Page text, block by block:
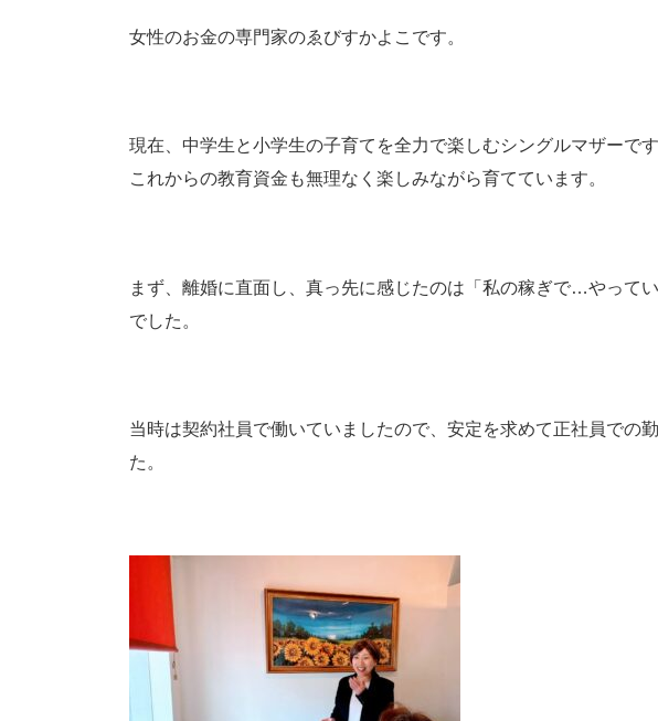
女性のお金の専門家のゑびすかよこです。
現在、中学生と小学生の子育てを全力で楽しむシングルマザーで
これからの教育資金も無理なく楽しみながら育てています。
まず、離婚に直面し、真っ先に感じたのは「私の稼ぎで…やって
でした。
当時は契約社員で働いていましたので、安定を求めて正社員での
た。